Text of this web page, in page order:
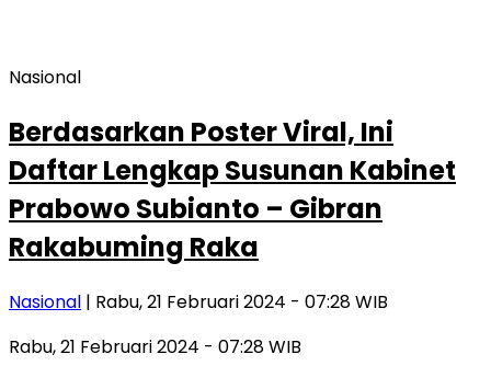
Nasional
Berdasarkan Poster Viral, Ini
Daftar Lengkap Susunan Kabinet
Prabowo Subianto – Gibran
Rakabuming Raka
Nasional | Rabu, 21 Februari 2024 - 07:28 WIB
Rabu, 21 Februari 2024 - 07:28 WIB